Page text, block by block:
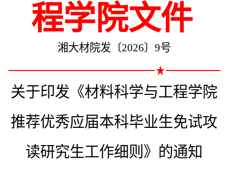
程学院文件
湘大材院发〔2026〕 9号
关于印发《材料科学与工程学院
推荐优秀应届本科毕业生免试攻
读研究生工作细则》的通知